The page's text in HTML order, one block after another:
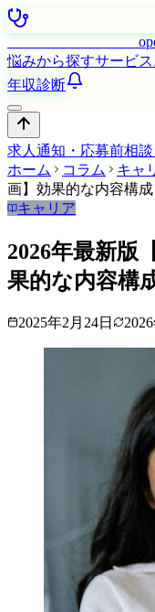
悩みから探すサービス
年収診断
求人通知・応募前相
ホーム
コラム キャ
画】効果的な内容構成
キャリア
2026年最新版
果的な内容構
2025年2月24日